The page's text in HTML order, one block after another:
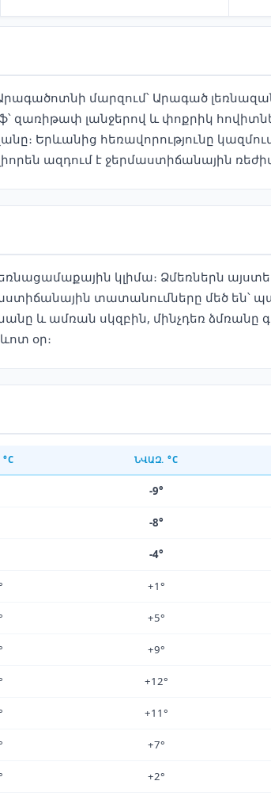
մարզում՝ Արագած
զառիթափ լանջերով և փոքրիկ
Երևանից հեռավորությունը
ազդում է ջերմաստիճանային
կլիմա։ Ձմեռներն
տատանումները մեծ են՝
և ամռան սկզբին, մինչդեռ ձմռանը
օր։
ՆՎԱԶ. °C
-9°
-8°
-4°
+1°
+5°
+9°
+12°
+11°
+7°
+2°